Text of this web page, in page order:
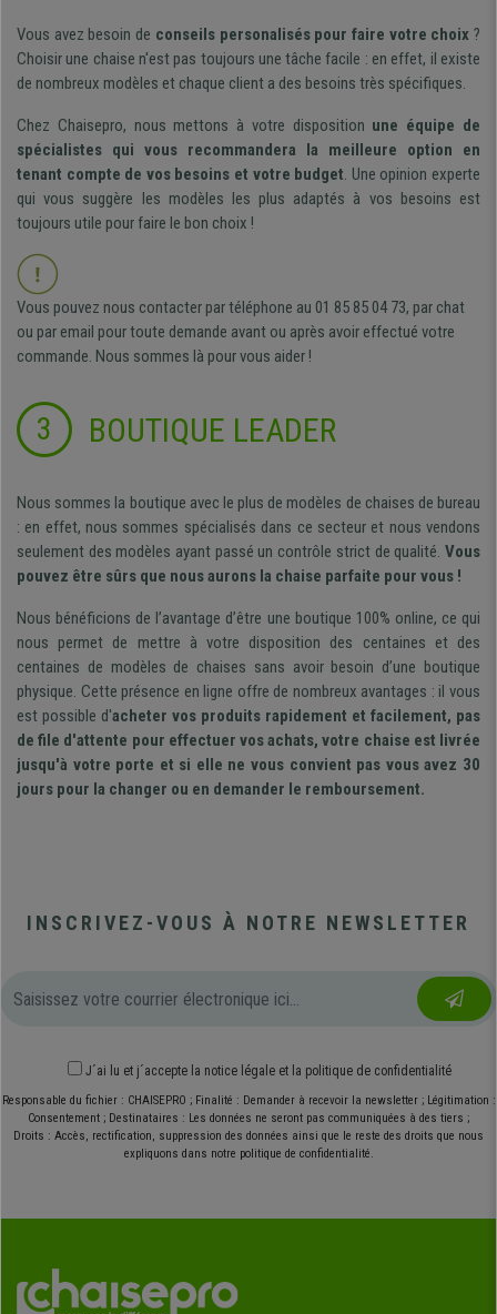
Vous avez besoin de conseils personalisés pour faire votre choix ?
Choisir une chaise n'est pas toujours une tâche facile : en effet, il existe
de nombreux modèles et chaque client a des besoins très spécifiques.
Chez Chaisepro, nous mettons à votre disposition une équipe de
spécialistes qui vous recommandera la meilleure option en
tenant compte de vos besoins et votre budget. Une opinion experte
qui vous suggère les modèles les plus adaptés à vos besoins est
toujours utile pour faire le bon choix !
Vous pouvez nous contacter par téléphone au 01 85 85 04 73, par chat
ou par email pour toute demande avant ou après avoir effectué votre
commande. Nous sommes là pour vous aider !
3 BOUTIQUE LEADER
Nous sommes la boutique avec le plus de modèles de chaises de bureau
: en effet, nous sommes spécialisés dans ce secteur et nous vendons
seulement des modèles ayant passé un contrôle strict de qualité. Vous
pouvez être sûrs que nous aurons la chaise parfaite pour vous !
Nous bénéficions de l’avantage d’être une boutique 100% online, ce qui
nous permet de mettre à votre disposition des centaines et des
centaines de modèles de chaises sans avoir besoin d’une boutique
physique. Cette présence en ligne offre de nombreux avantages : il vous
est possible d'acheter vos produits rapidement et facilement, pas
de file d'attente pour effectuer vos achats, votre chaise est livrée
jusqu'à votre porte et si elle ne vous convient pas vous avez 30
jours pour la changer ou en demander le remboursement.
INSCRIVEZ-VOUS À NOTRE NEWSLETTER
J´ai lu et j´accepte la notice légale et la politique de confidentialité
Responsable du fichier : CHAISEPRO ; Finalité : Demander à recevoir la newsletter ; Légitimation :
Consentement ; Destinataires : Les données ne seront pas communiquées à des tiers ;
Droits : Accès, rectification, suppression des données ainsi que le reste des droits que nous
expliquons dans notre politique de confidentialité.